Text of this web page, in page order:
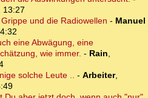
13:27
und die Radiowellen - Manuel
eine Abwägung, eine
wie immer. - Rain,
solche Leute .. - Arbeiter,